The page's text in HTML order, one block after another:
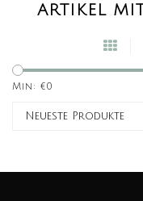
ARTIKEL
Min: €0